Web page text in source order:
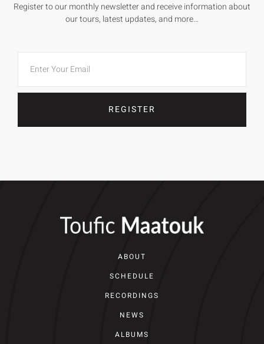
Register to our monthly newsletter and receive information about
our tours, latest updates, and more…
REGISTER
ABOUT
SCHEDULE
RECORDINGS
NEWS
ALBUMS